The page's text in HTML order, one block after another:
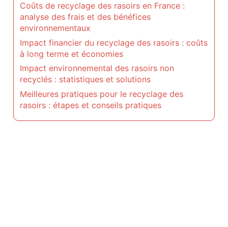
Coûts de recyclage des rasoirs en France :
analyse des frais et des bénéfices
environnementaux
Impact financier du recyclage des rasoirs : coûts
à long terme et économies
Impact environnemental des rasoirs non
recyclés : statistiques et solutions
Meilleures pratiques pour le recyclage des
rasoirs : étapes et conseils pratiques